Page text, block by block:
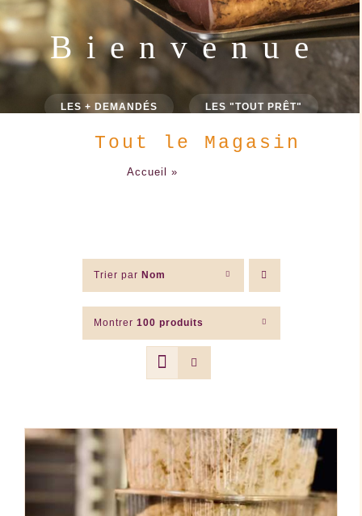
B i e n v e n u e
LES + DEMANDÉS LES "TOUT PRÊT"
Tout le Magasin
Accueil »
Trier par Nom
Montrer 100 produits